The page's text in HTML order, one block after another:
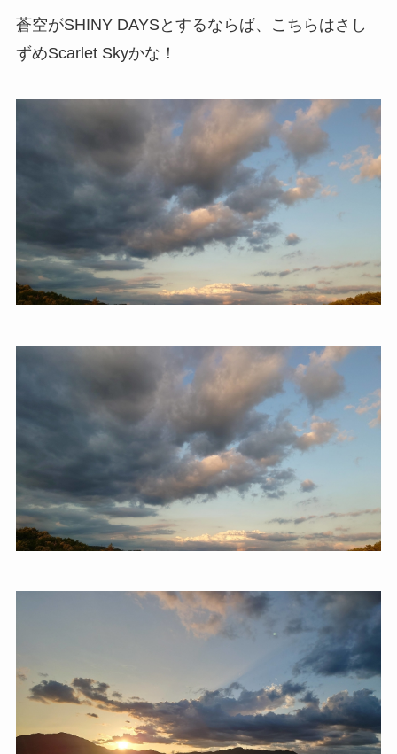
蒼空がSHINY DAYSとするならば、こちらはさし
ずめScarlet Skyかな！